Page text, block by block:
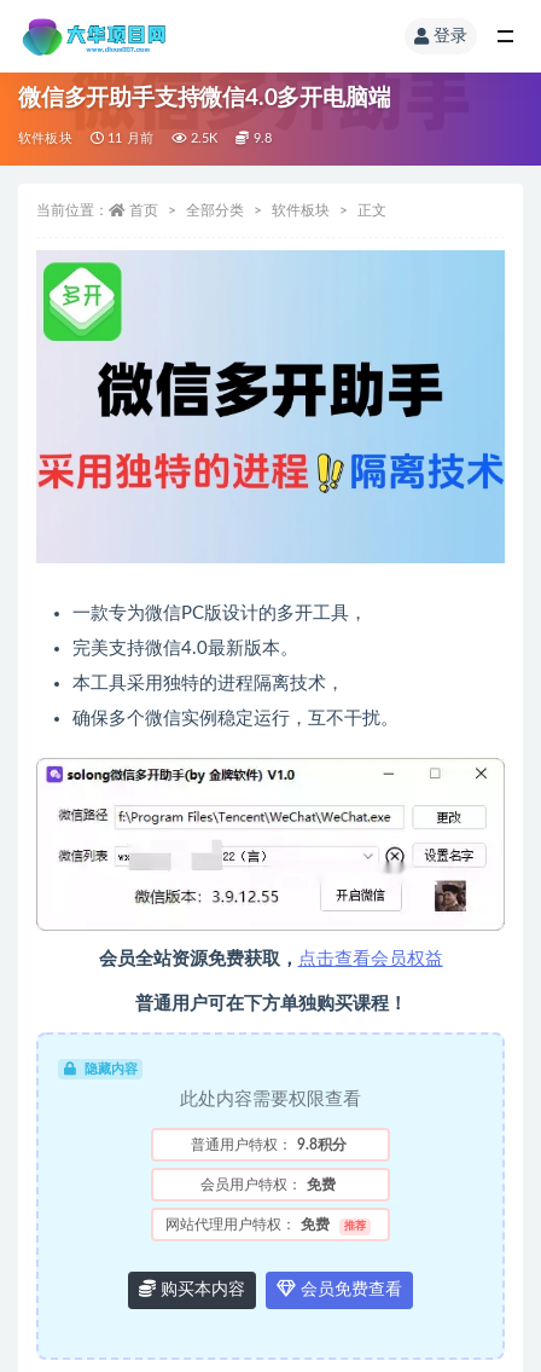
登录
微信多开助手支持微信4.0多开电脑端
软件板块 11 月前 2.5K 9.8
当前位置： 首页 全部分类 软件板块 正文
一款专为微信PC版设计的多开工具，
完美支持微信4.0最新版本。
本工具采用独特的进程隔离技术，
确保多个微信实例稳定运行，互不干扰。
会员全站资源免费获取， 点击查看会员权益
普通用户可在下方单独购买课程！
隐藏内容
此处内容需要权限查看
普通用户特权： 9.8积分
会员用户特权： 免费
网站代理用户特权： 免费 推荐
购买本内容 会员免费查看